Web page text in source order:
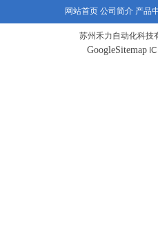
网站首页 公司简介 产品
苏州禾力自动化科技
GoogleSitemap